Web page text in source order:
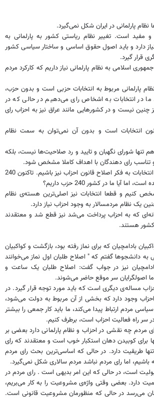
نظام پارلمانی در ایران شکل نمی‌گیرد.
است. تغییر نظام ریاستی کشور به پارلمانی به
دارد و باید اصول حقوق اساسی و ساختار سیاسی کشور
قرار گیرد.
اسلامی به نظام پارلمانی نیاز داریم که کارکرد مردم
پارلمانی مربوط به انتخابات حزبی است و بدون حزب،
ما در انتخابات به اشخاص رای می‌دهیم در حالی که در
نیست و در کشورهایی مانند عراق نیز به احزاب رای
انتخابات است و بدون آن نمی‌توان به سمت نظام
هم تنها شورای نگهبان و تایید و رد صلاحیت‌ها نیست، بلکه
و تناسب رای دهندگان با اهداف کاملا مشخص شود.
*باید قبل از اصلاح قانون انتخابات به فکر اصلاح قانون احزاب نیز باشیم. تاکنون 240
آیا ما در کشور 240 حزب داریم؟
کنیم و قطعا انتخابات نیز اصلی‌ترین هسته‌ی نظام
یک نظام مردمسالار به وجود احزاب نیاز دارد.
که به احزاب پرداخت می‌شد نیز قطع شد و معتقدند
هستند.
بادامچیان که برای نماز رفته بود، بازگشت و کواکبیان
دانشجوها گفتم که " اصلاح طلبان اول نماز می‌خوانند
نیز در جواب گفت: اصلاح طلبان یک ساعت و
اصولگرایان سر موقع حاضر می‌شوند.
مساله‌ی دیگری است که باید مورد توجه قرار گیرد. در
احزاب وجود دارد که بخشی از آن مربوط به دولت می‌شود،
مردم ارتباط پیدا می‌کند، ما باید کار جمعی را بیشتر
سر راه فعالیت احزاب است، برطرف کنیم.
چه نقشی در احزاب و نظام پارلمانی دارد بعضی بر
برای کوبیدن دهان استکبار خوب است و معتقدند که رای
طریقیت دارد. در حالی که اساسی‌ترین بحث رای مردم
اما رای مردم نباشد مردم سالاری شکل نمی‌گیرد.
است، در حالی که این امر بدیهی است . رای مردم در
دارد. بعضی وقتی واژه‌ی مشروعیت را به کار می‌بریم،
می‌رسد در حالی که منظورمان مشروعیت قانونی است.